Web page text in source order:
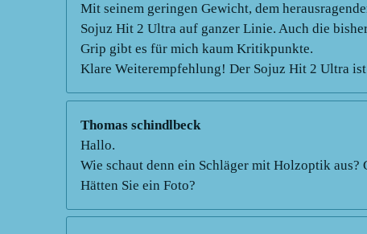
Mit seinem geringen Gewicht, dem
Sojuz Hit 2 Ultra auf ganzer Linie. Auch die
Grip gibt es für mich kaum Kritikpunkte.
Klare Weiterempfehlung! Der Sojuz Hit 2 Ultra
Thomas schindlbeck
Hallo.
Wie schaut denn ein Schläger mit Holzoptik aus?
Hätten Sie ein Foto?